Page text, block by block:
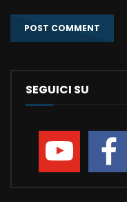
SEGUICI SU